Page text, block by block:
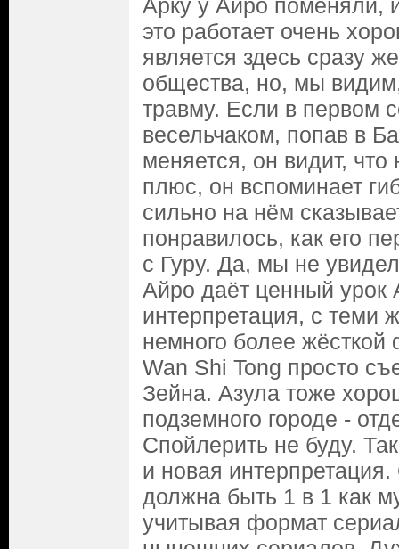
Арку у Айро поменяли,
это работает очень
является здесь сразу
общества, но, мы
травму. Если в первом
весельчаком, попав в
меняется, он видит, что
плюс, он вспоминает
сильно на нём
понравилось, как его
с Гуру. Да, мы не
Айро даёт ценный урок
интерпретация, с теми
немного более
Wan Shi Tong просто
Зейна. Азула тоже
подземного городе -
Спойлерить не буду.
и новая
должна быть 1 в 1 как
учитывая формат